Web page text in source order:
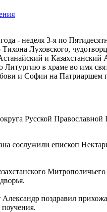
- неделя 3-я по
Луховского,
и Казахстанский
Литургию в храме во имя
и Софии на Патриаршем
Русской
сослужили епископ
поздравил